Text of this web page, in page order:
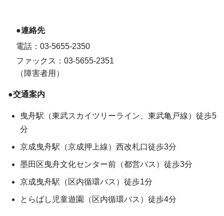
●連絡先
電話：03-5655-2350
ファックス：03-5655-2351
（障害者用）
●交通案内
曳舟駅（東武スカイツリーライン、東武亀戸線）徒歩5
分
京成曳舟駅（京成押上線）西改札口徒歩3分
墨田区曳舟文化センター前（都営バス）徒歩3分
京成曳舟駅（区内循環バス）徒歩1分
とらばし児童遊園（区内循環バス）徒歩4分